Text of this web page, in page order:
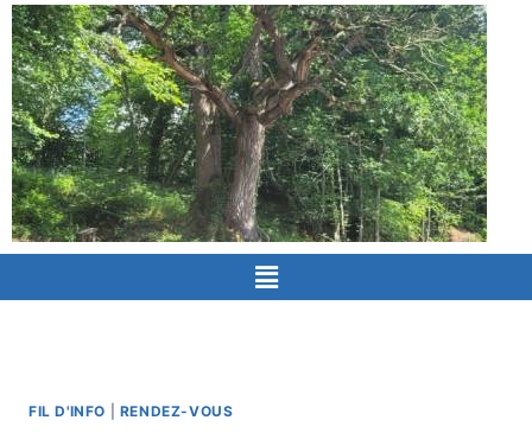
FIL D'INFO RENDEZ-VOUS